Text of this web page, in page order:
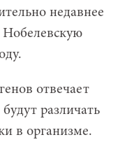
недавнее
Нобелевскую
отвечает
различать
в организме.